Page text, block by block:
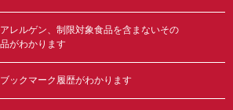
レルゲン、制限対象食品を含まないその
がわかります
ックマーク履歴がわかります